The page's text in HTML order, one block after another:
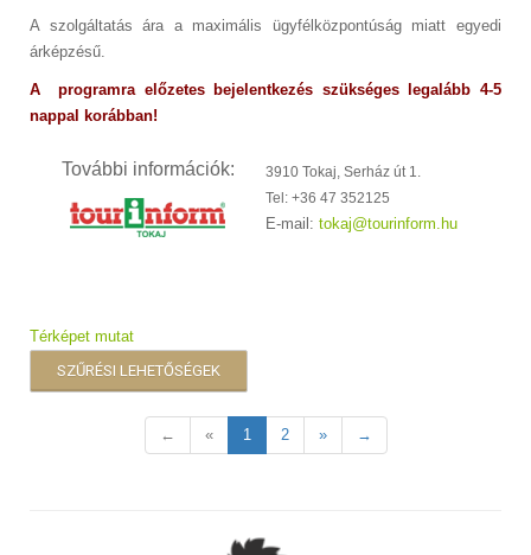
A szolgáltatás ára a maximális ügyfélközpontúság miatt egyedi
árképzésű.
A programra előzetes bejelentkezés szükséges legalább 4-5
nappal korábban!
További információk:
3910 Tokaj, Serház út 1.
Tel: +36 47 352125
E-mail: tokaj@tourinform.hu
Térképet mutat
SZŰRÉSI LEHETŐSÉGEK
← « 1 2 » →